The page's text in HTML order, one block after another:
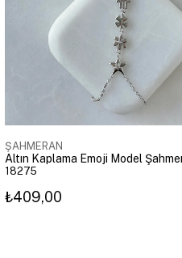
ŞAHMERAN
18275
₺409,00